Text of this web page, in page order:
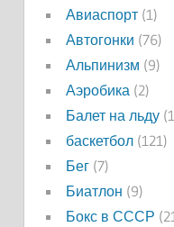
Авиаспорт(1)
Автогонки (76)
Альпинизм (9)
Аэробика(2)
Балет на льду
баскетбол(121)
Бег(7)
Биатлон (9)
Бокс в СССР